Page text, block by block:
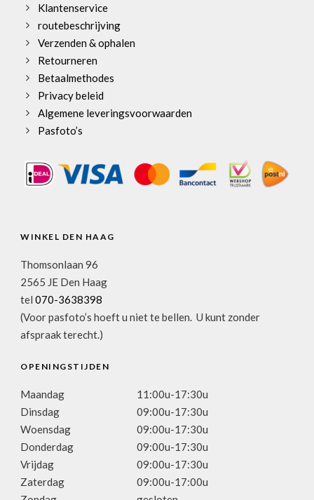
Klantenservice
routebeschrijving
Verzenden & ophalen
Retourneren
Betaalmethodes
Privacy beleid
Algemene leveringsvoorwaarden
Pasfoto’s
WINKEL DEN HAAG
Thomsonlaan 96
2565 JE Den Haag
tel 070-3638398
(Voor pasfoto’s hoeft u niet te bellen. U kunt zonder
afspraak terecht.)
OPENINGSTIJDEN
Maandag
11:00u-17:30u
Dinsdag
09:00u-17:30u
Woensdag
09:00u-17:30u
Donderdag
09:00u-17:30u
Vrijdag
09:00u-17:30u
Zaterdag
09:00u-17:00u